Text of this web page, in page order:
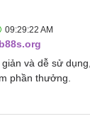
09:29:22 AM
và dễ sử
phần thưởng.